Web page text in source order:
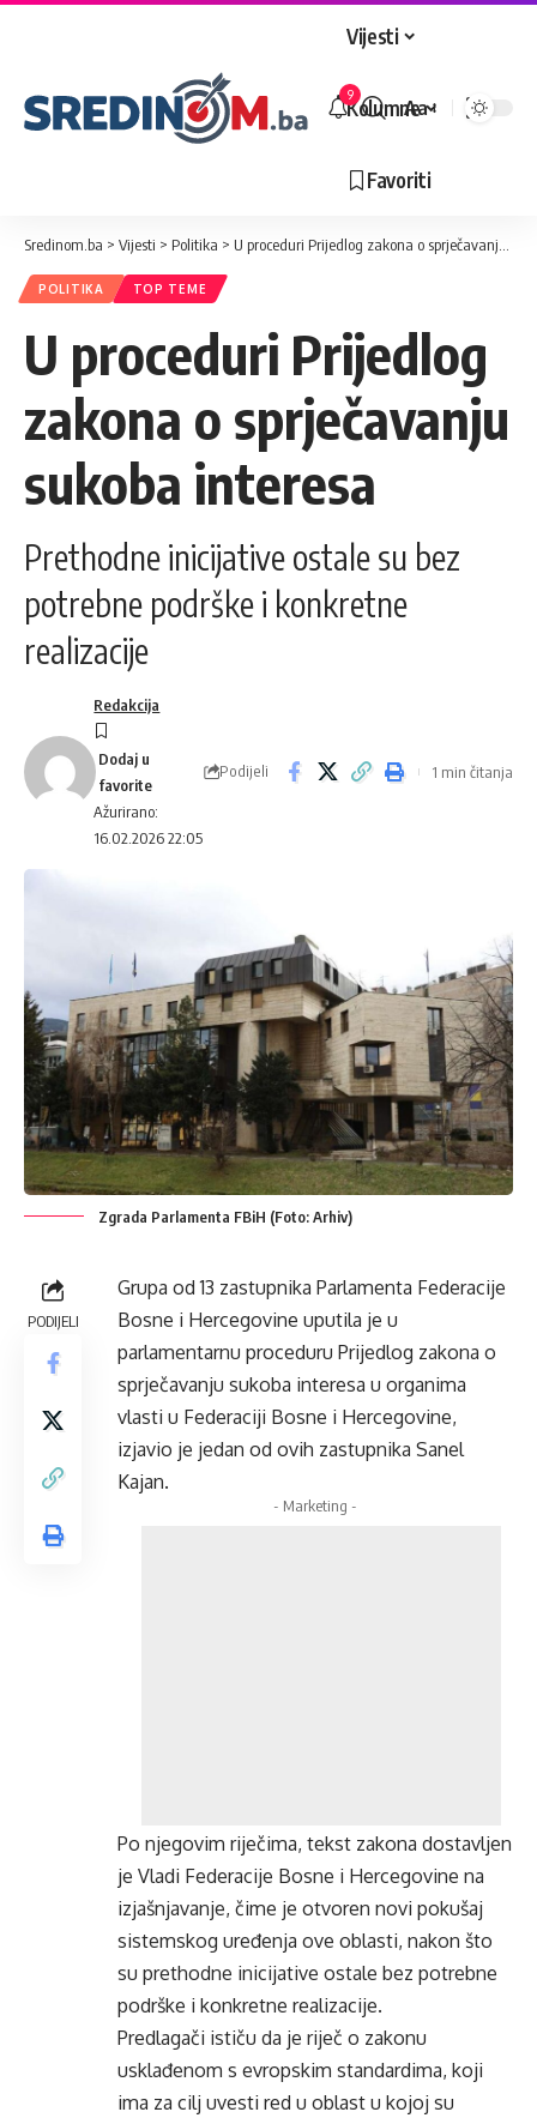
Vijesti
Kolumne
Favoriti
9
Veličina
Aa
Sredinom.ba > Vijesti > Politika > U proceduri Prijedlog zakona o sprječavanju sukoba interesa
POLITIKA TOP TEME
U proceduri Prijedlog
zakona o sprječavanju
sukoba interesa
Prethodne inicijative ostale su bez
potrebne podrške i konkretne
realizacije
Ažurirano:
16.02.2026 22:05
Redakcija
Podijeli 1 min čitanja
Zgrada Parlamenta FBiH (Foto: Arhiv)
PODIJELI
Grupa od 13 zastupnika Parlamenta Federacije
Bosne i Hercegovine uputila je u
parlamentarnu proceduru Prijedlog zakona o
sprječavanju sukoba interesa u organima
vlasti u Federaciji Bosne i Hercegovine,
izjavio je jedan od ovih zastupnika Sanel
Kajan.
- Marketing -
Po njegovim riječima, tekst zakona dostavljen
je Vladi Federacije Bosne i Hercegovine na
izjašnjavanje, čime je otvoren novi pokušaj
sistemskog uređenja ove oblasti, nakon što
su prethodne inicijative ostale bez potrebne
podrške i konkretne realizacije.
Predlagači ističu da je riječ o zakonu
usklađenom s evropskim standardima, koji
ima za cilj uvesti red u oblast u kojoj su